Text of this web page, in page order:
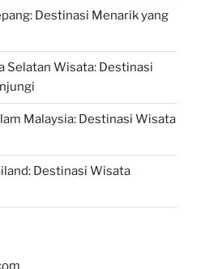
Destinasi Menarik yang
Selatan Wisata: Destinasi
Malaysia: Destinasi Wisata
Destinasi Wisata